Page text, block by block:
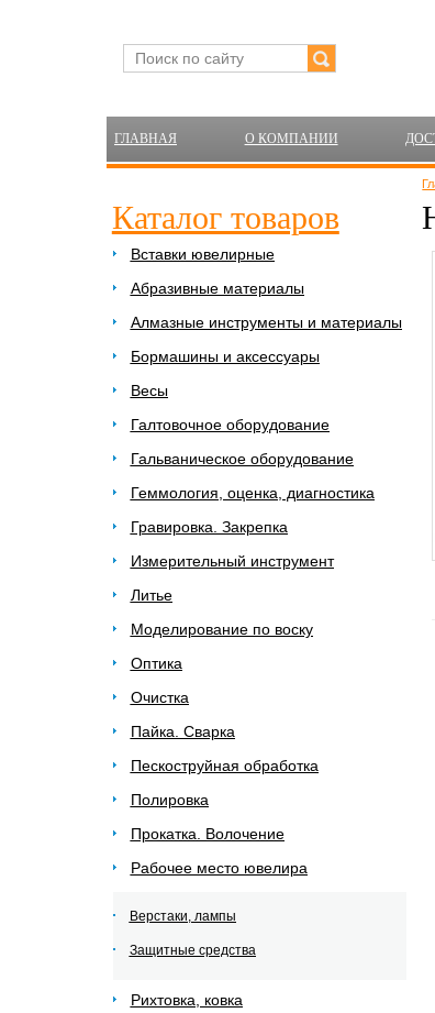
ГЛАВНАЯ О КОМПАНИИ
Каталог товаров
Вставки ювелирные
Абразивные материалы
Алмазные инструменты и материалы
Бормашины и аксессуары
Весы
Галтовочное оборудование
Гальваническое оборудование
Геммология, оценка, диагностика
Гравировка. Закрепка
Измерительный инструмент
Литье
Моделирование по воску
Оптика
Очистка
Пайка. Сварка
Пескоструйная обработка
Полировка
Прокатка. Волочение
Рабочее место ювелира
Верстаки, лампы
Защитные средства
Рихтовка, ковка